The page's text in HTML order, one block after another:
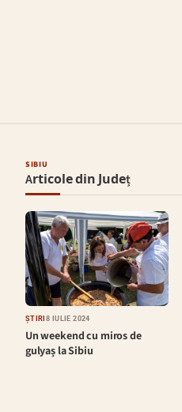
SIBIU
Articole din Județ
ȘTIRI 8 IULIE 2024
Un weekend cu miros de
gulyaș la Sibiu